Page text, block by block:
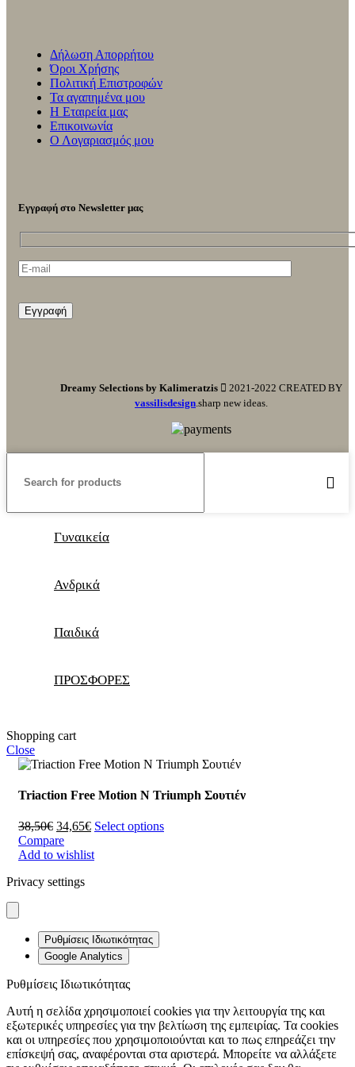
Δήλωση Απορρήτου
Όροι Χρήσης
Πολιτική Επιστροφών
Τα αγαπημένα μου
Η Εταιρεία μας
Επικοινωνία
Ο Λογαριασμός μου
Εγγραφή στο Newsletter μας
Dreamy Selections by Kalimeratzis
2021-2022 CREATED BY
vassilisdesign .sharp new ideas.
Γυναικεία
Ανδρικά
Παιδικά
ΠΡΟΣΦΟΡΕΣ
Shopping cart
Close
Triaction Free Motion N Triumph Σουτιέν
38,50€ 34,65€ Select options
Compare
Add to wishlist
Privacy settings
Ρυθμίσεις Ιδιωτικότητας
Google Analytics
Ρυθμίσεις Ιδιωτικότητας
Αυτή η σελίδα χρησιμοποιεί cookies για την λειτουργία της και
εξωτερικές υπηρεσίες για την βελτίωση της εμπειρίας. Τα cookies
και οι υπηρεσίες που χρησιμοποιούνται και το πως επηρεάζει την
επίσκεψή σας, αναφέρονται στα αριστερά. Μπορείτε να αλλάξετε